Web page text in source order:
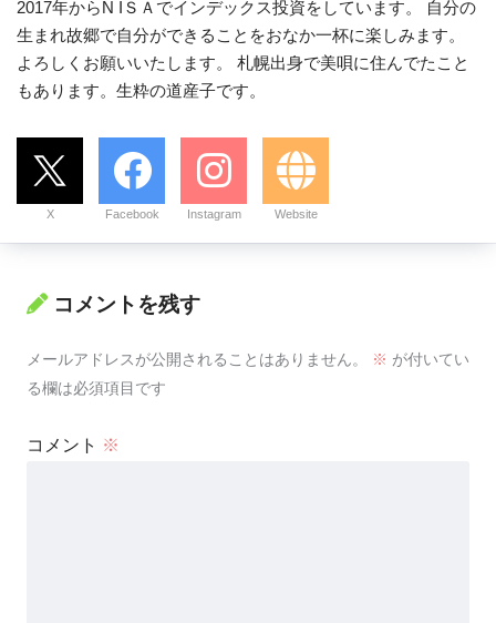
2017年からN IＳＡでインデックス投資をしています。 自分の
生まれ故郷で自分ができることをおなか一杯に楽しみます。
よろしくお願いいたします。 札幌出身で美唄に住んでたこと
もあります。生粋の道産子です。
X Facebook Instagram Website
コメントを残す
メールアドレスが公開されることはありません。 ※ が付いてい
る欄は必須項目です
コメント ※